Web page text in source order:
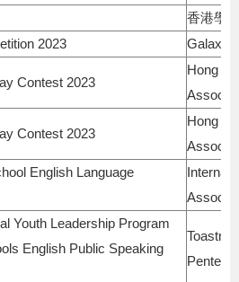
香港學
2023
Galaxy
Contest 2023
Hong
Contest 2023
Hong
English Language
Youth Leadership Program
English Public Speaking